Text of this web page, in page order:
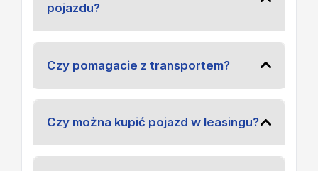
pojazdu?
Czy pomagacie z transportem?
Czy można kupić pojazd w leasingu?